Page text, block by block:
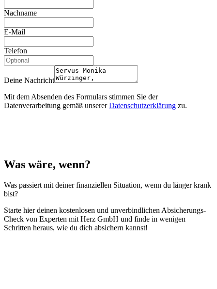
Nachname
E-Mail
Telefon
Deine Nachricht
Mit dem Absenden des Formulars stimmen Sie der
Datenverarbeitung gemäß unserer Datenschutzerklärung zu.
Was wäre, wenn?
Was passiert mit deiner finanziellen Situation, wenn du länger krank
bist?
Starte hier deinen kostenlosen und unverbindlichen Absicherungs-
Check von Experten mit Herz GmbH und finde in wenigen
Schritten heraus, wie du dich absichern kannst!